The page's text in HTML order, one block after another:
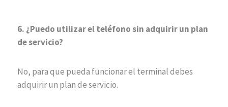
6. ¿Puedo utilizar el teléfono sin adquirir un plan
de servicio?
No, para que pueda funcionar el terminal debes
adquirir un plan de servicio.